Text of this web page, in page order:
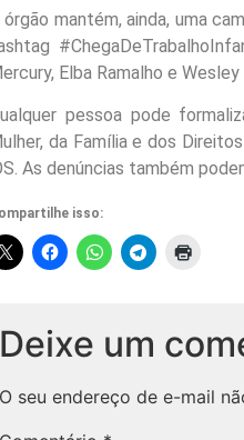
órgão mantém, ainda, uma
Elba Ramalho e
pessoa pode
da Família e dos
As denúncias também
isso:
Deixe um
O seu endereço de e-mail